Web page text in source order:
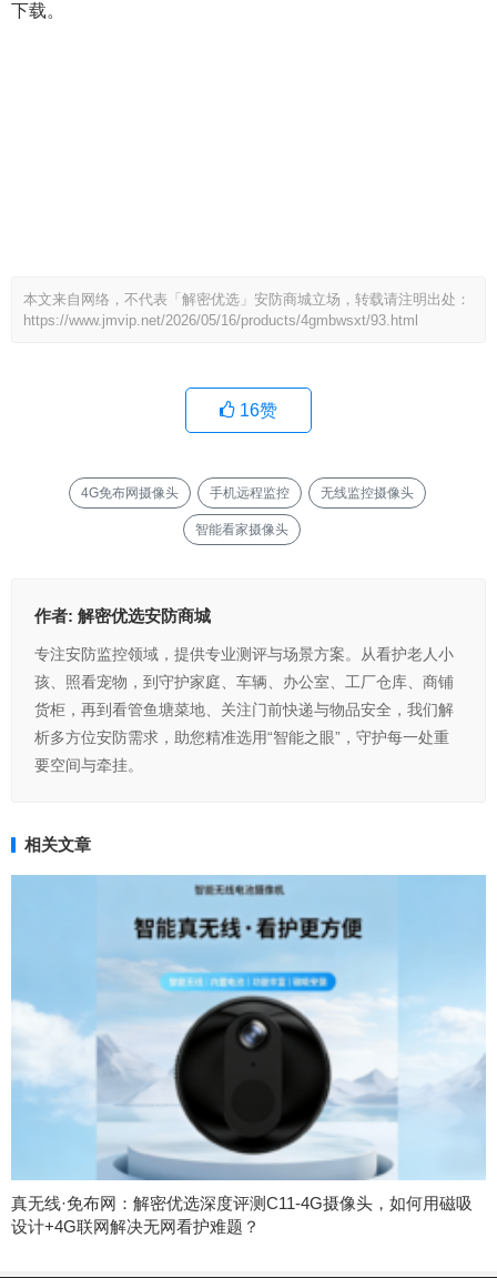
下载。
本文来自网络，不代表「解密优选」安防商城立场，转载请注明出处：
https://www.jmvip.net/2026/05/16/products/4gmbwsxt/93.html
16赞
4G免布网摄像头 手机远程监控 无线监控摄像头
智能看家摄像头
作者: 解密优选安防商城
专注安防监控领域，提供专业测评与场景方案。从看护老人小
孩、照看宠物，到守护家庭、车辆、办公室、工厂仓库、商铺
货柜，再到看管鱼塘菜地、关注门前快递与物品安全，我们解
析多方位安防需求，助您精准选用“智能之眼”，守护每一处重
要空间与牵挂。
相关文章
真无线·免布网：解密优选深度评测C11-4G摄像头，如何用磁吸
设计+4G联网解决无网看护难题？